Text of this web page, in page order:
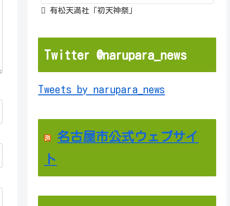
有松天満社「初天神祭」
Twitter @narupara_news
Tweets by narupara_news
名古屋市公式ウェブサイ
ト